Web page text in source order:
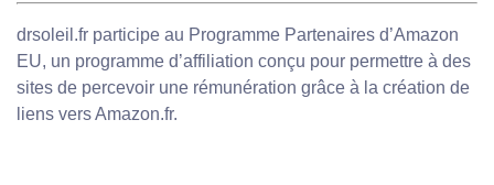
drsoleil.fr participe au Programme Partenaires d’Amazon
EU, un programme d’affiliation conçu pour permettre à des
sites de percevoir une rémunération grâce à la création de
liens vers Amazon.fr.